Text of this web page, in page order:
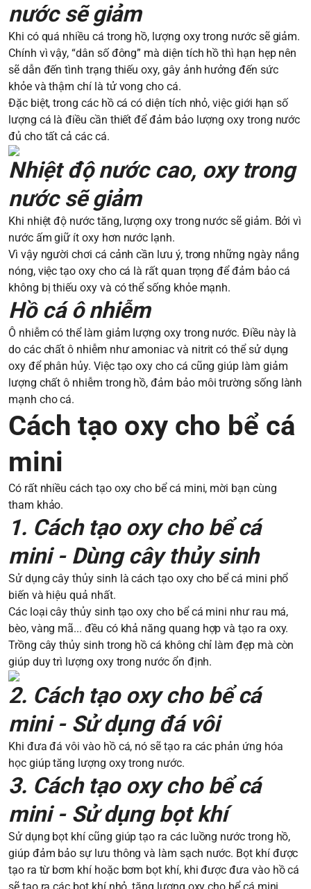
nước sẽ giảm
Khi có quá nhiều cá trong hồ, lượng oxy trong nước sẽ giảm.
Chính vì vậy, “dân số đông” mà diện tích hồ thì hạn hẹp nên
sẽ dẫn đến tình trạng thiếu oxy, gây ảnh hưởng đến sức
khỏe và thậm chí là tử vong cho cá.
Đặc biệt, trong các hồ cá có diện tích nhỏ, việc giới hạn số
lượng cá là điều cần thiết để đảm bảo lượng oxy trong nước
đủ cho tất cả các cá.
Nhiệt độ nước cao, oxy trong
nước sẽ giảm
Khi nhiệt độ nước tăng, lượng oxy trong nước sẽ giảm. Bởi vì
nước ấm giữ ít oxy hơn nước lạnh.
Vì vậy người chơi cá cảnh cần lưu ý, trong những ngày nắng
nóng, việc tạo oxy cho cá là rất quan trọng để đảm bảo cá
không bị thiếu oxy và có thể sống khỏe mạnh.
Hồ cá ô nhiễm
Ô nhiễm có thể làm giảm lượng oxy trong nước. Điều này là
do các chất ô nhiễm như amoniac và nitrit có thể sử dụng
oxy để phân hủy. Việc tạo oxy cho cá cũng giúp làm giảm
lượng chất ô nhiễm trong hồ, đảm bảo môi trường sống lành
mạnh cho cá.
Cách tạo oxy cho bể cá
mini
Có rất nhiều cách tạo oxy cho bể cá mini, mời bạn cùng
tham khảo.
1. Cách tạo oxy cho bể cá
mini - Dùng cây thủy sinh
Sử dụng cây thủy sinh là cách tạo oxy cho bể cá mini phổ
biến và hiệu quả nhất.
Các loại cây thủy sinh tạo oxy cho bể cá mini như rau má,
bèo, vàng mã... đều có khả năng quang hợp và tạo ra oxy.
Trồng cây thủy sinh trong hồ cá không chỉ làm đẹp mà còn
giúp duy trì lượng oxy trong nước ổn định.
2. Cách tạo oxy cho bể cá
mini - Sử dụng đá vôi
Khi đưa đá vôi vào hồ cá, nó sẽ tạo ra các phản ứng hóa
học giúp tăng lượng oxy trong nước.
3. Cách tạo oxy cho bể cá
mini - Sử dụng bọt khí
Sử dụng bọt khí cũng giúp tạo ra các luồng nước trong hồ,
giúp đảm bảo sự lưu thông và làm sạch nước. Bọt khí được
tạo ra từ bơm khí hoặc bơm bọt khí, khi được đưa vào hồ cá